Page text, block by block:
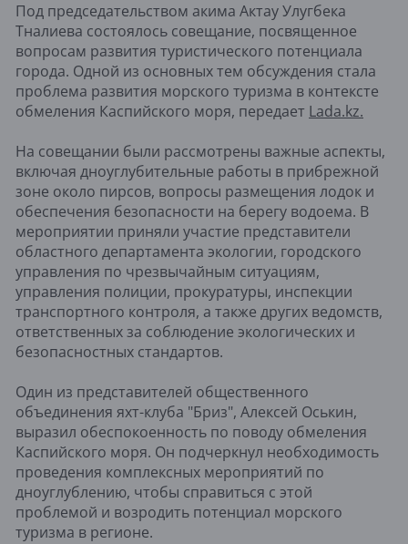
Под председательством акима Актау Улугбека
Тналиева состоялось совещание, посвященное
вопросам развития туристического потенциала
города. Одной из основных тем обсуждения стала
проблема развития морского туризма в контексте
обмеления Каспийского моря, передает Lada.kz.
На совещании были рассмотрены важные аспекты,
включая дноуглубительные работы в прибрежной
зоне около пирсов, вопросы размещения лодок и
обеспечения безопасности на берегу водоема. В
мероприятии приняли участие представители
областного департамента экологии, городского
управления по чрезвычайным ситуациям,
управления полиции, прокуратуры, инспекции
транспортного контроля, а также других ведомств,
ответственных за соблюдение экологических и
безопасностных стандартов.
Один из представителей общественного
объединения яхт-клуба "Бриз", Алексей Оськин,
выразил обеспокоенность по поводу обмеления
Каспийского моря. Он подчеркнул необходимость
проведения комплексных мероприятий по
дноуглублению, чтобы справиться с этой
проблемой и возродить потенциал морского
туризма в регионе.